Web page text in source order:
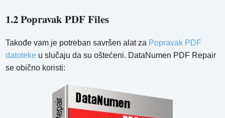
1.2 Popravak PDF Files
Takođe vam je potreban savršen alat za Popravak PDF
datoteke u slučaju da su oštećeni. DataNumen PDF Repair
se obično koristi: